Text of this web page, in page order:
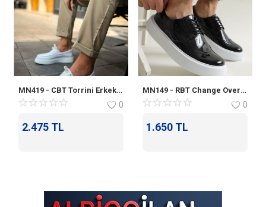
MN419 - CBT Torrini Erkek Ayakkabı BEYAZ
0
2.475 TL
MN149 - RBT Change Over Erkek Ayakkabı SIYAH
0
1.650 TL